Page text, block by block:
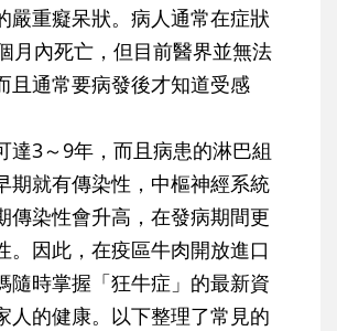
嚴重癡呆狀。病人通常在症狀
月內死亡，但目前醫界並無法
且通常要病發後才知道受感
達3～9年，而且病患的淋巴組
期就有傳染性，中樞神經系統
傳染性會升高，在發病期間更
。因此，在疫區牛肉開放進口
隨時掌握「狂牛症」的最新資
人的健康。以下整理了常見的